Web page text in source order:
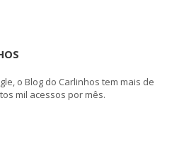
o Blog do Carlinhos tem mais de
mil acessos por mês.